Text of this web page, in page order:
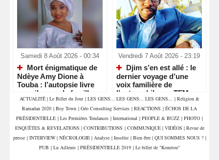
Samedi 8 Août 2026 - 00:34
Mort énigmatique de
Ndèye Amy Dione à
Touba : l’autopsie livre
ses silences, la famille
attend la vérité
Vendredi 7 Août 2026 - 23:19
Djim s’en est allé : le
dernier voyage d’une
voix familière de
l’automobile sur TFM
ACTUALITÉ | Le Billet du Jour | LES GENS... LES GENS... LES GENS... | Religion &
Ramadan 2020 | Boy Town | Géo Consulting Services | REACTIONS | ÉCHOS DE LA
PRÉSIDENTIELLE | Les Premières Tendances | International | PEOPLE & BUZZ | PHOTO |
ENQUÊTES & REVELATIONS | CONTRIBUTIONS | COMMUNIQUE | VIDÉOS | Revue de
presse | INTERVIEW | NÉCROLOGIE | Analyse | Insolite | Bien être | QUI SOMMES NOUS ? |
PUB | Lu Ailleurs | PRÉSIDENTIELLE 2019 | Le billet de "Konetou"